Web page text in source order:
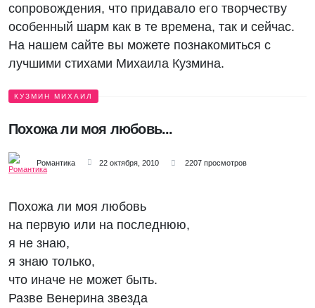
сопровождения, что придавало его творчеству
особенный шарм как в те времена, так и сейчас.
На нашем сайте вы можете познакомиться с
лучшими стихами Михаила Кузмина.
КУЗМИН МИХАИЛ
Похожа ли моя любовь...
Романтика 22 октября, 2010 2207 просмотров
Похожа ли моя любовь
на первую или на последнюю,
я не знаю,
я знаю только,
что иначе не может быть.
Разве Венерина звезда